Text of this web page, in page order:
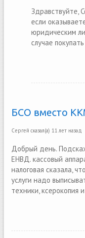
Здравствуйте,
если
юридическим
случае
БСО вместо
Сергей сказал(а) 11 лет назад
Добрый день.
ЕНВД. кассовый
налоговая сказала,
услуги надо
техники, ксерокопия